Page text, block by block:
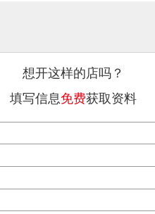
想开这样的店吗？
填写信息免费获取资料